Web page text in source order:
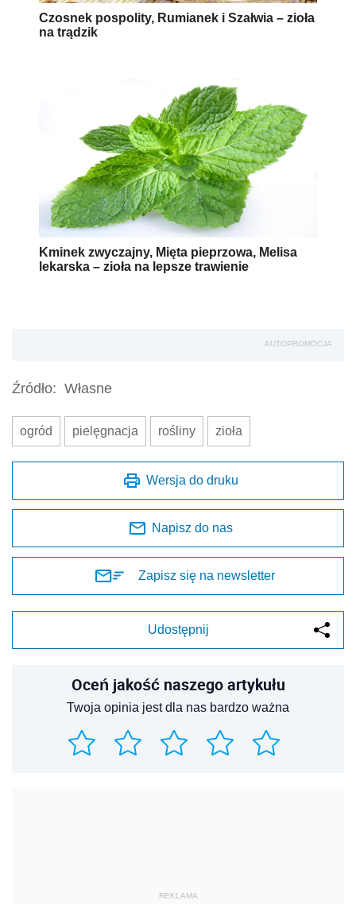
Czosnek pospolity, Rumianek i Szałwia – zioła
na trądzik
Kminek zwyczajny, Mięta pieprzowa, Melisa
lekarska – zioła na lepsze trawienie
AUTOPROMOCJA
Źródło: Własne
ogród pielęgnacja rośliny zioła
Wersja do druku
Napisz do nas
Zapisz się na newsletter
Udostępnij
Oceń jakość naszego artykułu
Twoja opinia jest dla nas bardzo ważna
REKLAMA